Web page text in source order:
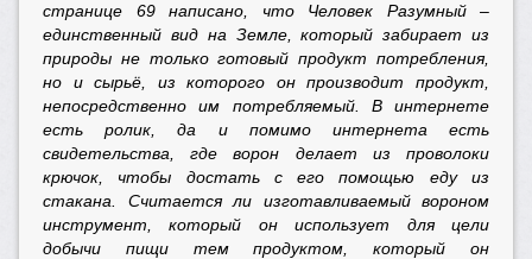
странице 69 написано, что Человек Разумный –
единственный вид на Земле, который забирает из
природы не только готовый продукт потребления,
но и сырьё, из которого он производит продукт,
непосредственно им потребляемый. В интернете
есть ролик, да и помимо интернета есть
свидетельства, где ворон делает из проволоки
крючок, чтобы достать с его помощью еду из
стакана. Считается ли изготавливаемый вороном
инструмент, который он использует для цели
добычи пищи тем продуктом, который он